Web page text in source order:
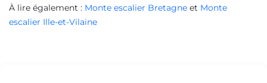
À lire également : Monte escalier Bretagne et Monte
escalier Ille-et-Vilaine